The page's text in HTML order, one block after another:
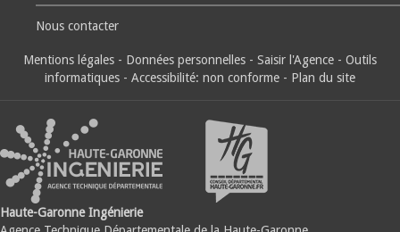
Nous contacter
Mentions légales - Données personnelles - Saisir l'Agence - Outils
informatiques - Accessibilité: non conforme - Plan du site
Haute-Garonne Ingénierie